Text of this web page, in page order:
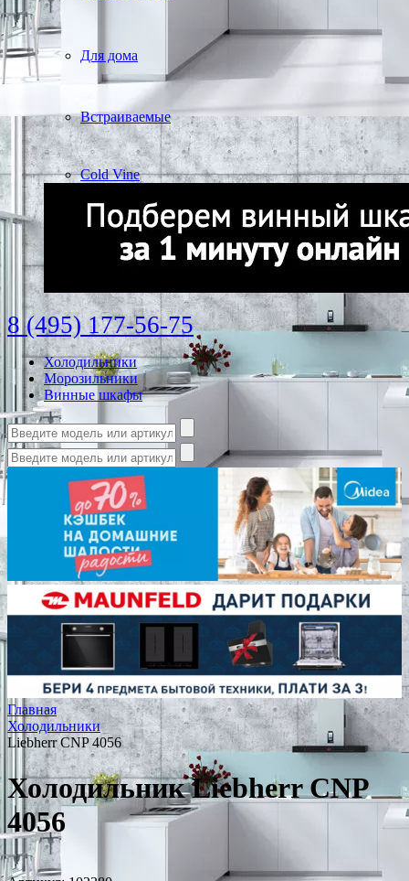
Для дома
Встраиваемые
Cold Vine
8 (495) 177-56-75
Холодильники
Морозильники
Винные шкафы
Главная
Холодильники
Liebherr CNP 4056
Холодильник Liebherr CNP
4056